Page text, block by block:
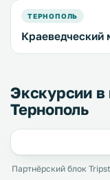
ТЕРНОПОЛЬ
Краеведческий
Экскурсии в
Тернополь
Партнёрский блок